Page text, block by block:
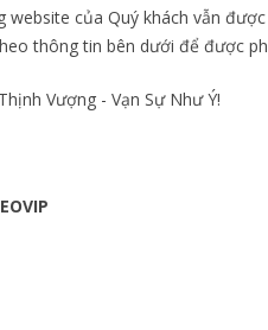
website của Quý khách vẫn
thông tin bên dưới để được
Vượng - Vạn Sự Như Ý!